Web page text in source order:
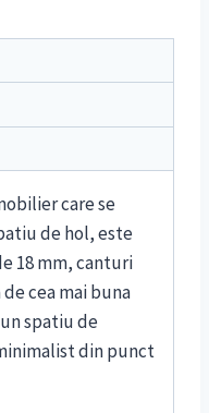
care se
de hol, este
18 mm, canturi
cea mai buna
spatiu de
din punct